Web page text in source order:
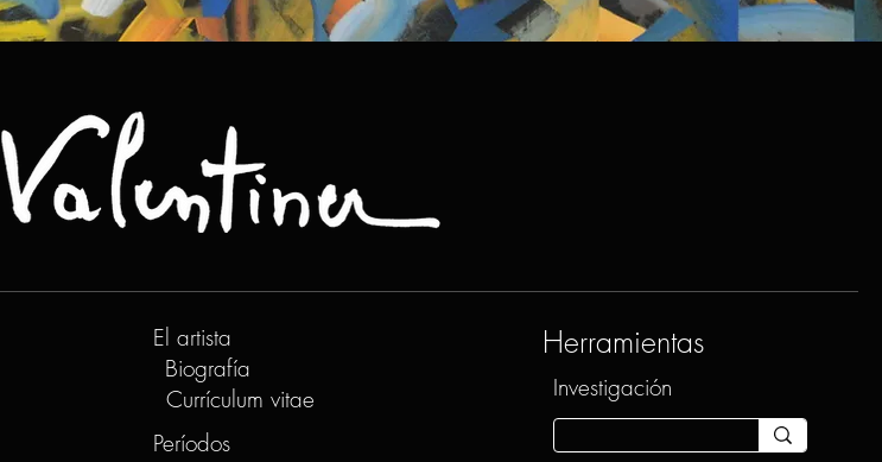
El artista
Biografía
Currículum vitae
Períodos
Herramientas
Investigación